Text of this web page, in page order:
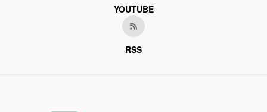
YOUTUBE
RSS